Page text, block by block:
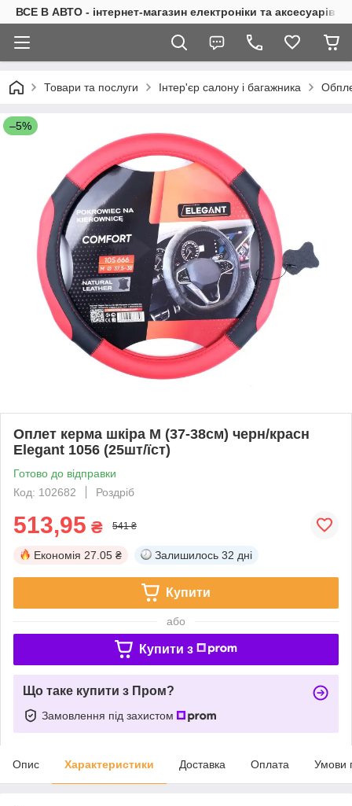
ВСЕ В АВТО - інтернет-магазин електроніки та аксесуарів в
Товари та послуги Інтер'єр салону і багажника
–5%
Оплет керма шкіра М (37-38см) черн/красн
Elegant 1056 (25шт/їст)
Готово до відправки
Код: 102682
Роздріб
513,95 ₴ 541 ₴
Економія 27.05 ₴ Залишилось 32 дні
Купити
або
Купити з
Що таке купити з Пром?
Замовлення під захистом
Опис Характеристики Доставка Оплата Умови